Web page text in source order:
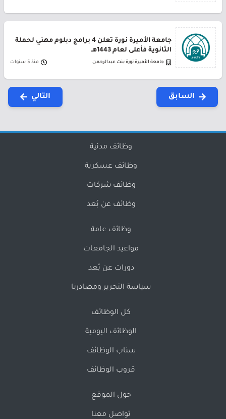
جامعة الأميرة نورة تعلن 4 برامج دبلوم مهني لحملة
الثانوية فأعلى لعام 1443هـ
جامعة الأميرة نورة بنت عبدالرحمن منذ 5 سنوات
السابق التالي
وظائف مدنية
وظائف عسكرية
وظائف شركات
وظائف عن بُعد
وظائف عامة
مواعيد الجامعات
دورات عن بُعد
سياسة التحرير ومصادرنا
كل الوظائف
الوظائف اليومية
سناب الوظائف
قروب الوظائف
حول الموقع
تواصل معنا